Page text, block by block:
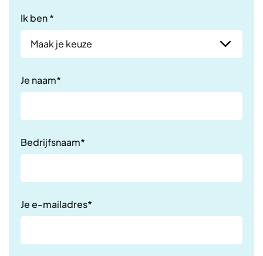
Ik ben *
Je naam*
Bedrijfsnaam*
Je e-mailadres*